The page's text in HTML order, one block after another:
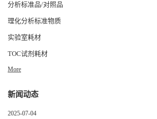
分析标准品/对照品
理化分析标准物质
实验室耗材
TOC试剂耗材
More
新闻动态
2025-07-04